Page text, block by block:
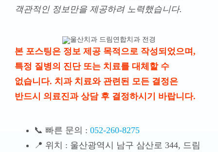
객관적인 정보만을 제공하려 노력했습니다.
본 포스팅은 정보 제공 목적으로 작성되었으며,
특정 질병의 진단 또는 치료를 대체할 수
없습니다. 치과 치료와 관련된 모든 결정은
반드시 의료진과 상담 후 결정하시기 바랍니다.
📞 빠른 문의 : 052-260-8275
📍 위치 : 울산광역시 남구 삼산로 344, 드림